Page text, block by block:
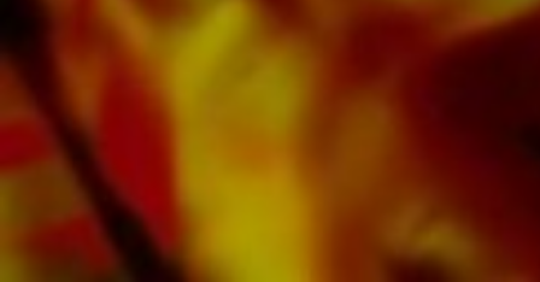
entier est gratuite. Commandez dès maintenant
votre partition directement auprès d'Obrasso